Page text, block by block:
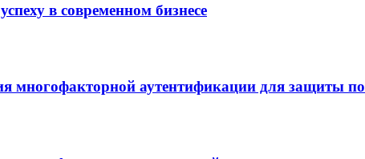
в современном бизнесе
аутентификации для защиты